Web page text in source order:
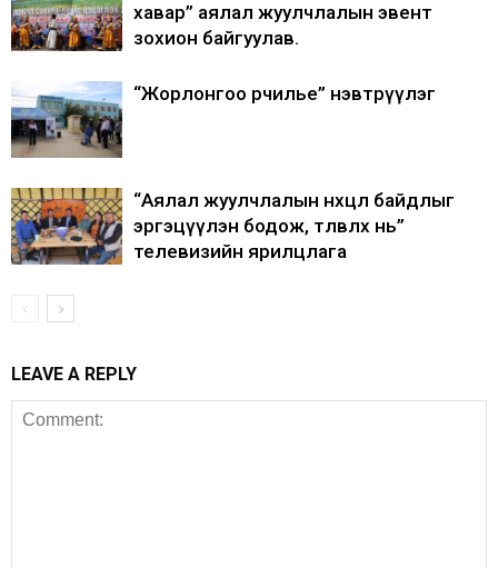
хавар” аялал жуулчлалын эвент
зохион байгуулав.
“Жорлонгоо өөрчилье” нэвтрүүлэг
“Аялал жуулчлалын нөхцөл байдлыг
эргэцүүлэн бодож, төлөвлөх нь”
телевизийн ярилцлага
LEAVE A REPLY